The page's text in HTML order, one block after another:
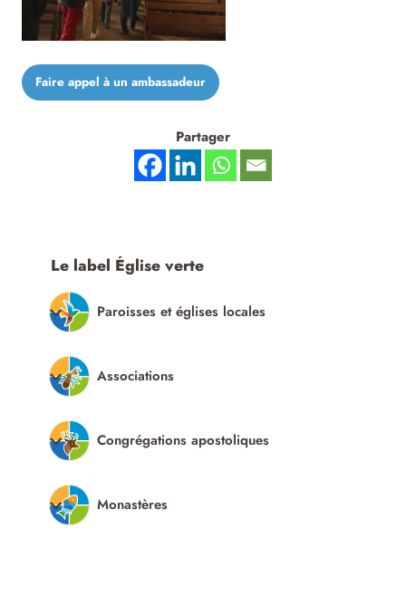
Le label Église verte
Paroisses et églises locales
Associations
Congrégations apostoliques
Monastères
Faire appel à un ambassadeur
Partager